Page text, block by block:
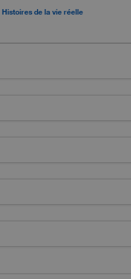
Histoires de la vie réelle